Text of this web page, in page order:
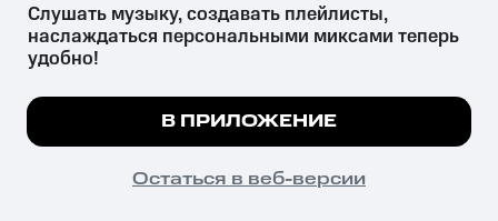
психотропных веществ, их аналогов причиняет вред здоровью,
их незаконный оборот запрещён и влечёт установленную
законодательством ответственность.
© 2026 ООО «КИОН».
Все права защищены
Мы используем куки, чтобы на сайте все
Подробнее
ПОНЯТНО
Слушать музыку, создавать плейлисты,
наслаждаться персональными миксами теперь
удобно!
В ПРИЛОЖЕНИЕ
Остаться в веб-версии